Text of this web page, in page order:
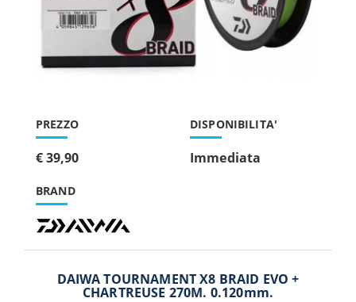
PREZZO
€ 39,90
BRAND
DISPONIBILITA'
Immediata
DAIWA TOURNAMENT X8 BRAID EVO +
CHARTREUSE 270M. 0.120mm.